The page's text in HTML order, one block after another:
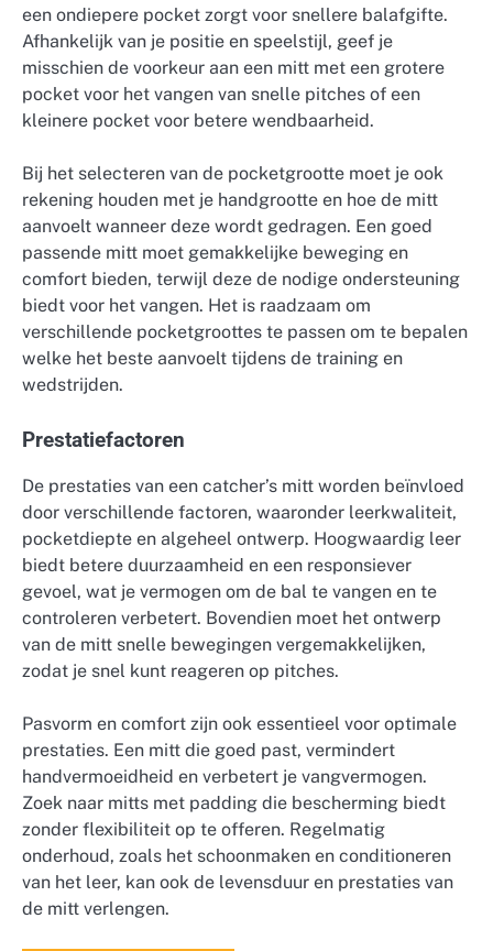
een ondiepere pocket zorgt voor snellere balafgifte.
Afhankelijk van je positie en speelstijl, geef je
misschien de voorkeur aan een mitt met een grotere
pocket voor het vangen van snelle pitches of een
kleinere pocket voor betere wendbaarheid.
Bij het selecteren van de pocketgrootte moet je ook
rekening houden met je handgrootte en hoe de mitt
aanvoelt wanneer deze wordt gedragen. Een goed
passende mitt moet gemakkelijke beweging en
comfort bieden, terwijl deze de nodige ondersteuning
biedt voor het vangen. Het is raadzaam om
verschillende pocketgroottes te passen om te bepalen
welke het beste aanvoelt tijdens de training en
wedstrijden.
Prestatiefactoren
De prestaties van een catcher’s mitt worden beïnvloed
door verschillende factoren, waaronder leerkwaliteit,
pocketdiepte en algeheel ontwerp. Hoogwaardig leer
biedt betere duurzaamheid en een responsiever
gevoel, wat je vermogen om de bal te vangen en te
controleren verbetert. Bovendien moet het ontwerp
van de mitt snelle bewegingen vergemakkelijken,
zodat je snel kunt reageren op pitches.
Pasvorm en comfort zijn ook essentieel voor optimale
prestaties. Een mitt die goed past, vermindert
handvermoeidheid en verbetert je vangvermogen.
Zoek naar mitts met padding die bescherming biedt
zonder flexibiliteit op te offeren. Regelmatig
onderhoud, zoals het schoonmaken en conditioneren
van het leer, kan ook de levensduur en prestaties van
de mitt verlengen.